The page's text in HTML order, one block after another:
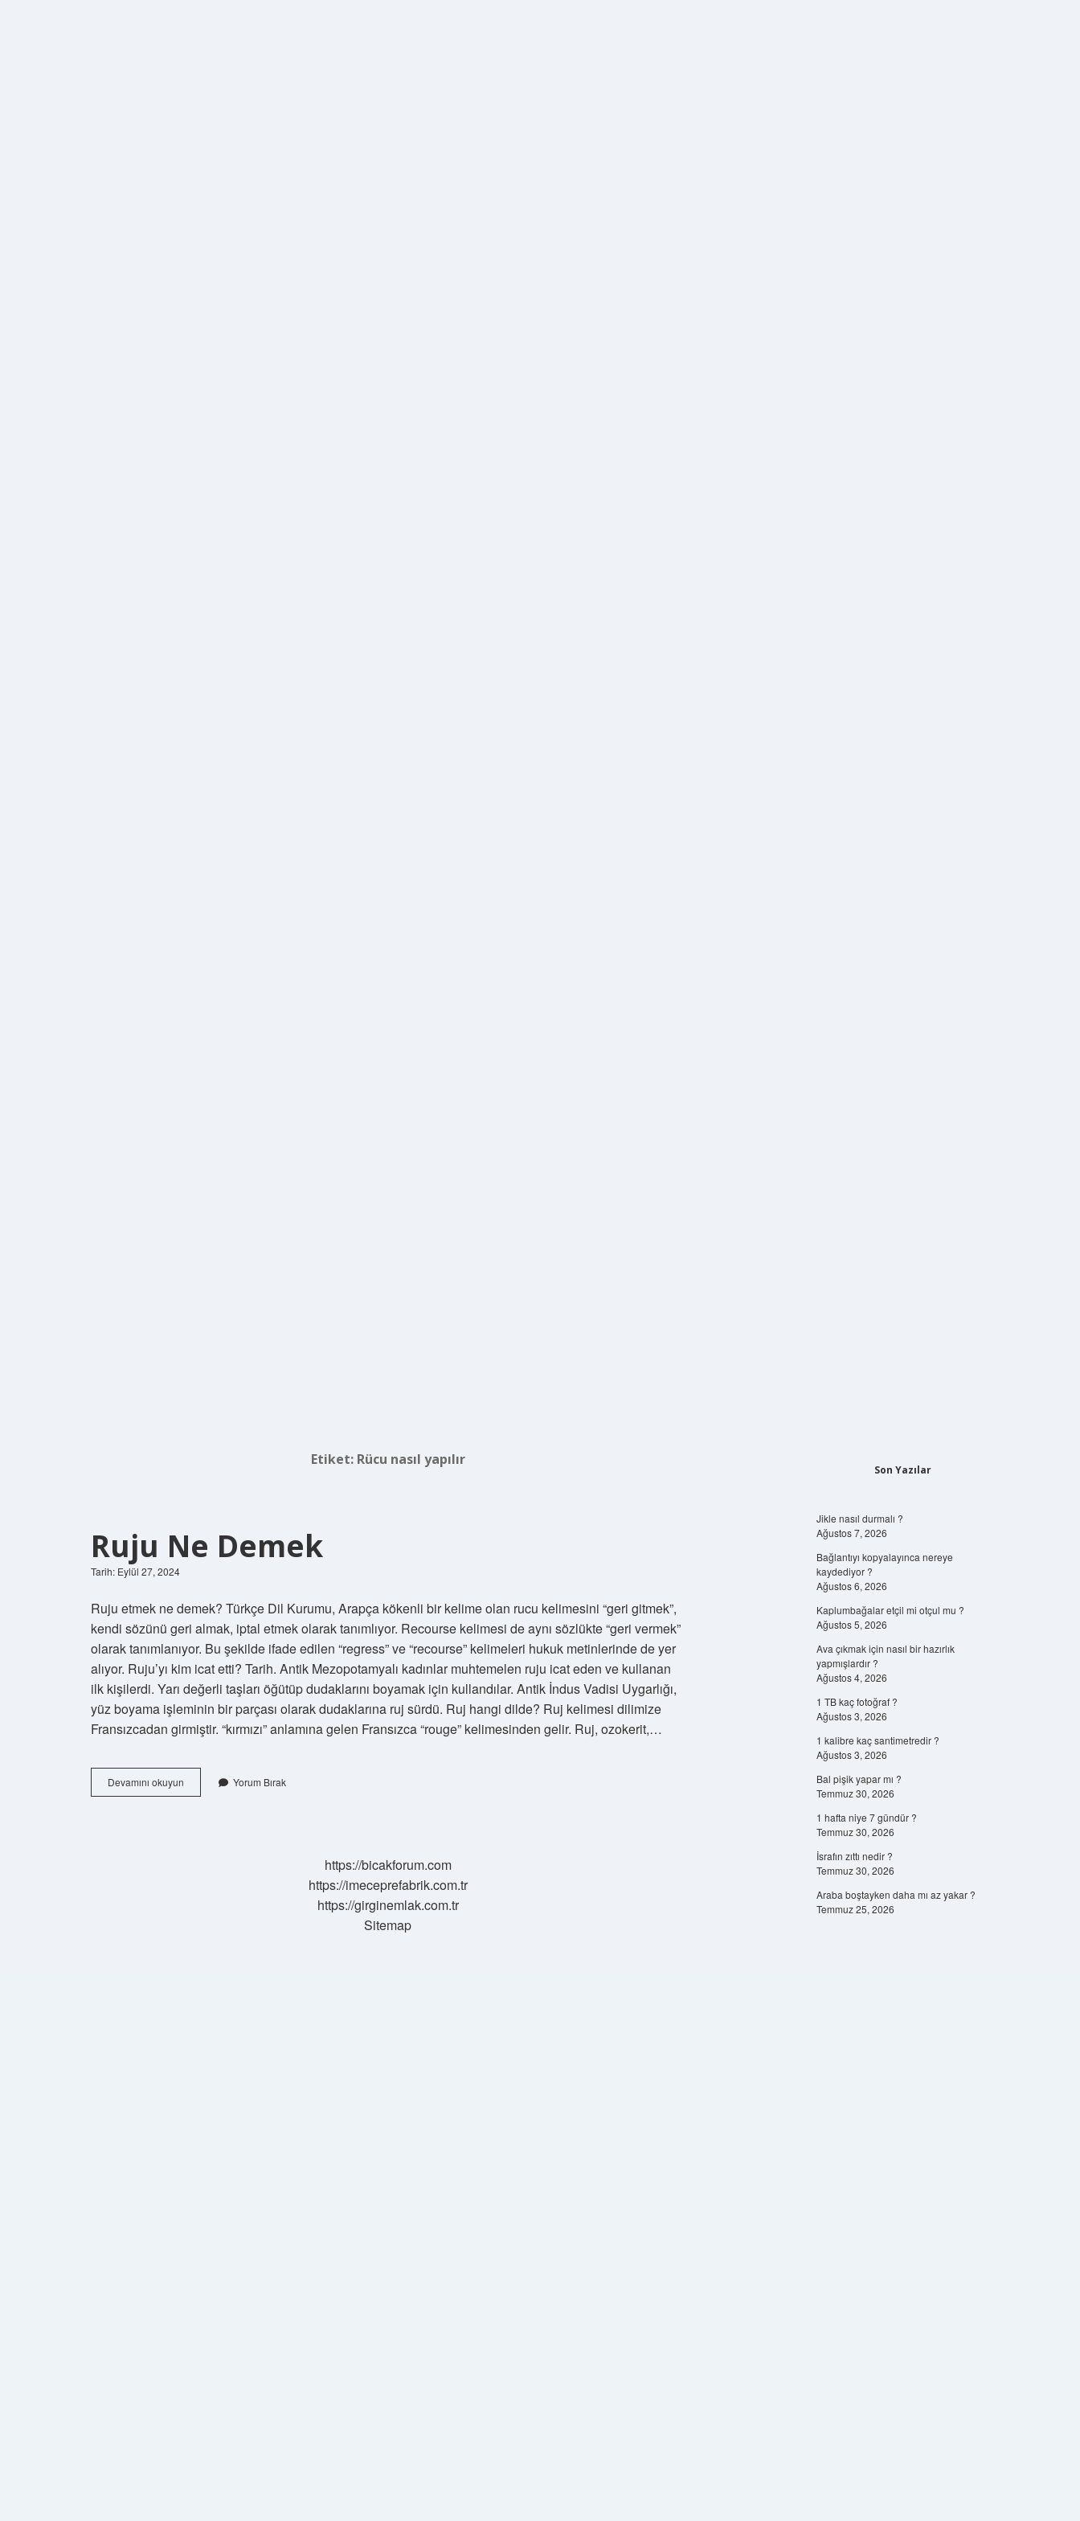
Etiket: Rücu nasıl yapılır
Ruju Ne Demek
Tarih: Eylül 27, 2024
Ruju etmek ne demek? Türkçe Dil Kurumu, Arapça kökenli bir kelime olan rucu kelimesini “geri gitmek”,
kendi sözünü geri almak, iptal etmek olarak tanımlıyor. Recourse kelimesi de aynı sözlükte “geri vermek”
olarak tanımlanıyor. Bu şekilde ifade edilen “regress” ve “recourse” kelimeleri hukuk metinlerinde de yer
alıyor. Ruju’yı kim icat etti? Tarih. Antik Mezopotamyalı kadınlar muhtemelen ruju icat eden ve kullanan
ilk kişilerdi. Yarı değerli taşları öğütüp dudaklarını boyamak için kullandılar. Antik İndus Vadisi Uygarlığı,
yüz boyama işleminin bir parçası olarak dudaklarına ruj sürdü. Ruj hangi dilde? Ruj kelimesi dilimize
Fransızcadan girmiştir. “kırmızı” anlamına gelen Fransızca “rouge” kelimesinden gelir. Ruj, ozokerit,…
Devamını okuyun
Ne
Yorum Bırak
https://bicakforum.com
https://imeceprefabrik.com.tr
https://girginemlak.com.tr
Sitemap
Son Yazılar
Jikle nasıl durmalı ?
Ağustos 7, 2026
Bağlantıyı kopyalayınca nereye
kaydediyor ?
Ağustos 6, 2026
Kaplumbağalar etçil mi otçul mu ?
Ağustos 5, 2026
Ava çıkmak için nasıl bir hazırlık
yapmışlardır ?
Ağustos 4, 2026
1 TB kaç fotoğraf ?
Ağustos 3, 2026
1 kalibre kaç santimetredir ?
Ağustos 3, 2026
Bal pişik yapar mı ?
Temmuz 30, 2026
1 hafta niye 7 gündür ?
Temmuz 30, 2026
İsrafın zıttı nedir ?
Temmuz 30, 2026
Araba boştayken daha mı az yakar ?
Temmuz 25, 2026